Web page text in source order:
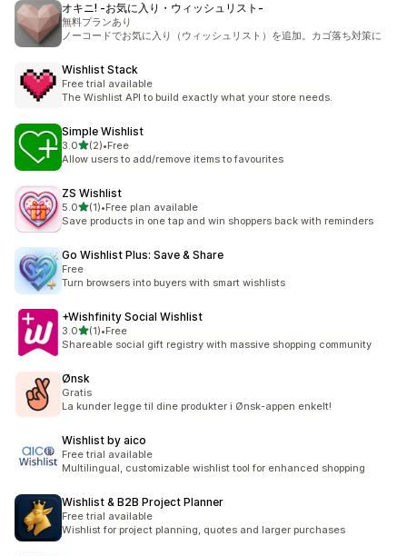
オキニ! ‑お気に入り・ウィッシュリスト‑
無料プランあり
ノーコードでお気に入り（ウィッシュリスト）を追加。カゴ落ち対策に
Wishlist Stack
Free trial available
The Wishlist API to build exactly what your store needs.
Simple Wishlist
3.05つ星中
(2)
合計レビュー数：2件
•Free
Allow users to add/remove items to favourites
ZS Wishlist
5.05つ星中
(1)
合計レビュー数：1件
•Free plan available
Save products in one tap and win shoppers back with reminders
Go Wishlist Plus: Save & Share
Free
Turn browsers into buyers with smart wishlists
+Wishfinity Social Wishlist
3.05つ星中
(1)
合計レビュー数：1件
•Free
Shareable social gift registry with massive shopping community
Ønsk
Gratis
La kunder legge til dine produkter i Ønsk-appen enkelt!
Wishlist by aico
Free trial available
Multilingual, customizable wishlist tool for enhanced shopping
Wishlist & B2B Project Planner
Free trial available
Wishlist for project planning, quotes and larger purchases